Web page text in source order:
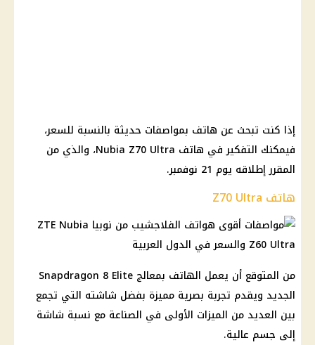
إذا كنت تبحث عن هاتف بمواصفات حديثة بالنسبة للسعر،
فيمكنك التفكير في هاتف Nubia Z70 Ultra، والذي من
المقرر إطلاقه يوم 21 نوفمبر.
هاتف Z70 Ultra
من المتوقع أن يعمل الهاتف بمعالج Snapdragon 8 Elite
الجديد ويقدم تجربة بصرية مميزة بفضل شاشته التي تجمع
بين العديد من الميزات الأولى في الصناعة مع نسبة شاشة
إلى جسم عالية.